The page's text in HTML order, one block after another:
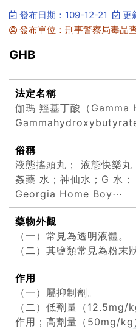
發布日期：109-12-21
更
發布單位：刑事警察局毒品
GHB
法定名稱
伽瑪 羥基丁酸（
Gammahydroxybutyrate
俗稱
液態搖頭丸； 液態快樂
姦藥 水；神仙水；G 水
Georgia Home Boy⋯
藥物外觀
（一）常見為透明液體。
（二）其鹽類常見為粉末狀
作用
（一）屬抑制劑。
（二）低劑量（
作用；高劑量（50mg/